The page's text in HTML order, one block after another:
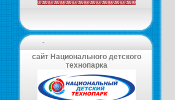
-
сайт Национального детского
технопарка